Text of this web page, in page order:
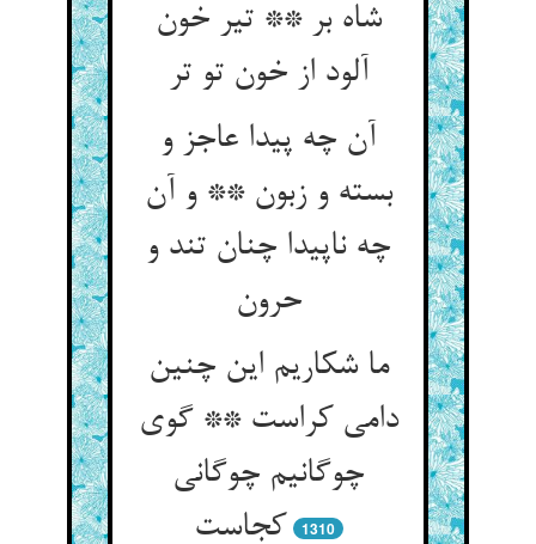
شاه بر ** تیر خون
آلود از خون تو تر
آن چه پیدا عاجز و
بسته و زبون ** و آن
چه ناپیدا چنان تند و
حرون‏
ما شکاریم این چنین
دامی کراست ** گوی
چوگانیم چوگانی
کجاست‏
1310